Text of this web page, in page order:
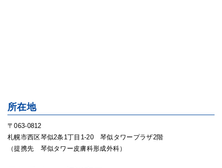
所在地
〒063-0812
札幌市西区琴似2条1丁目1-20 琴似タワープラザ2階
（提携先 琴似タワー皮膚科形成外科）